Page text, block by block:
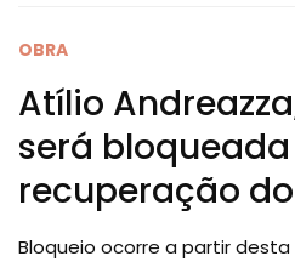
OBRA
Atílio
será
recuperação
Bloqueio ocorre a partir